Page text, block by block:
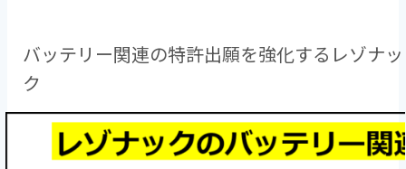
バッテリー関連の特許出願を強化するレゾナッ
ク